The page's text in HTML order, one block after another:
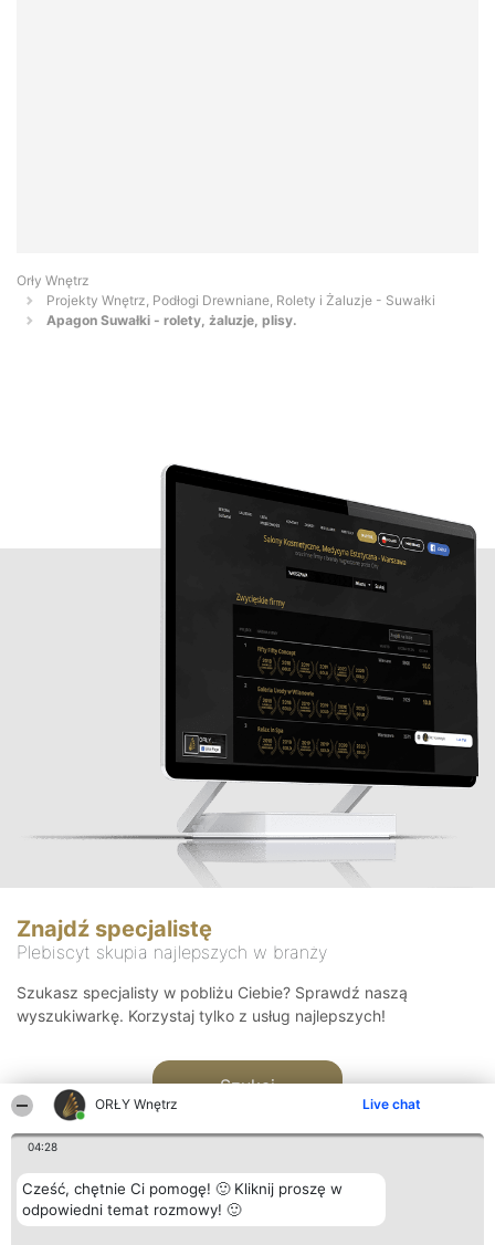
ORŁY Wnętrz Live chat
04:28
Cześć, chętnie Ci pomogę! 🙂 Kliknij proszę w
odpowiedni temat rozmowy! 🙂
Orły Wnętrz
Projekty Wnętrz, Podłogi Drewniane, Rolety i Żaluzje - Suwałki
Apagon Suwałki - rolety, żaluzje, plisy.
Znajdź specjalistę
Plebiscyt skupia najlepszych w branży
Szukasz specjalisty w pobliżu Ciebie? Sprawdź naszą
wyszukiwarkę. Korzystaj tylko z usług najlepszych!
Szukaj